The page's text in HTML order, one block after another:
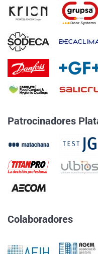
Patrocinadores
Colaboradores